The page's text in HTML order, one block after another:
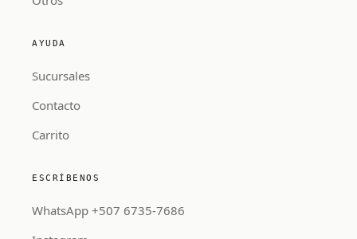
AYUDA
Sucursales
Contacto
Carrito
ESCRÍBENOS
WhatsApp +507 6735-7686